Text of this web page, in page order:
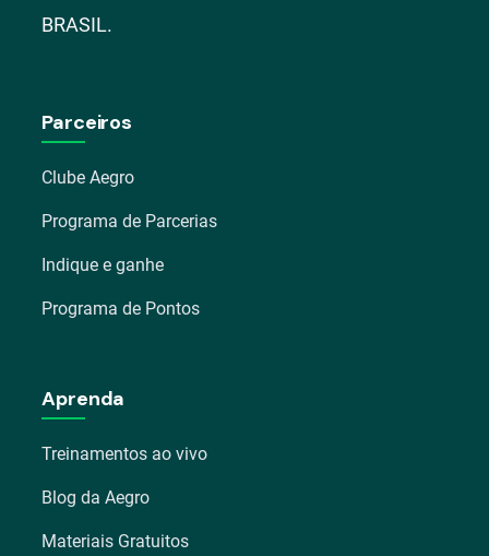
BRASIL.
Parceiros
Clube Aegro
Programa de Parcerias
Indique e ganhe
Programa de Pontos
Aprenda
Treinamentos ao vivo
Blog da Aegro
Materiais Gratuitos